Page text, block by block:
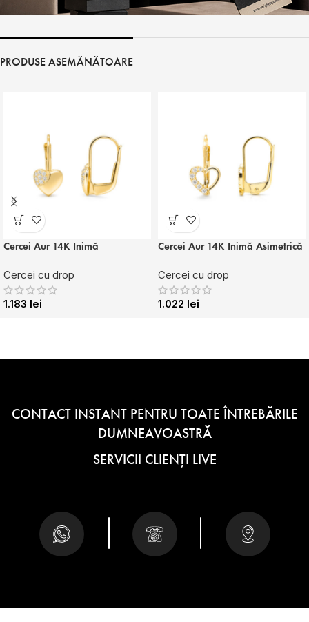
PRODUSE ASEMĂNĂTOARE
Cercei Aur 14K Inimă
Cercei cu drop
1.183 lei
Cercei Aur 14K Inimă Asimetrică
Cercei cu drop
1.022 lei
CONTACT INSTANT PENTRU TOATE ÎNTREBĂRILE
DUMNEAVOASTRĂ
SERVICII CLIENȚI LIVE